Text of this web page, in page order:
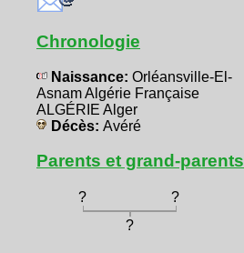
Chronologie
Naissance: Orléansville-El-
Asnam Algérie Française
ALGÉRIE Alger
Décès: Avéré
Parents et grand-parents
? ?
?